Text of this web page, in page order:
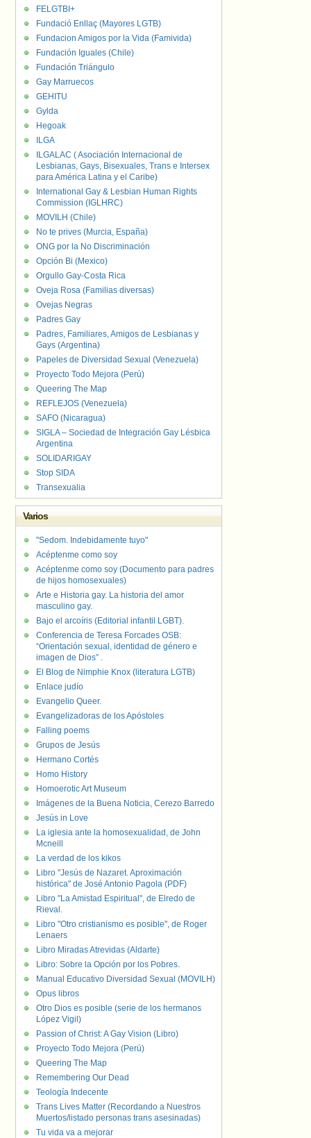
FELGTBI+
Fundació Enllaç (Mayores LGTB)
Fundacion Amigos por la Vida (Famivida)
Fundación Iguales (Chile)
Fundación Triángulo
Gay Marruecos
GEHITU
Gylda
Hegoak
ILGA
ILGALAC ( Asociación Internacional de
Lesbianas, Gays, Bisexuales, Trans e Intersex
para América Latina y el Caribe)
International Gay & Lesbian Human Rights
Commission (IGLHRC)
MOVILH (Chile)
No te prives (Murcia, España)
ONG por la No Discriminación
Opción Bi (Mexico)
Orgullo Gay-Costa Rica
Oveja Rosa (Familias diversas)
Ovejas Negras
Padres Gay
Padres, Familiares, Amigos de Lesbianas y
Gays (Argentina)
Papeles de Diversidad Sexual (Venezuela)
Proyecto Todo Mejora (Perú)
Queering The Map
REFLEJOS (Venezuela)
SAFO (Nicaragua)
SIGLA – Sociedad de Integración Gay Lésbica
Argentina
SOLIDARIGAY
Stop SIDA
Transexualia
Varios
"Sedom. Indebidamente tuyo"
Acéptenme como soy
Acéptenme como soy (Documento para padres
de hijos homosexuales)
Arte e Historia gay. La historia del amor
masculino gay.
Bajo el arcoíris (Editorial infantil LGBT).
Conferencia de Teresa Forcades OSB:
“Orientación sexual, identidad de género e
imagen de Dios” .
El Blog de Nimphie Knox (literatura LGTB)
Enlace judío
Evangelio Queer.
Evangelizadoras de los Apóstoles
Falling poems
Grupos de Jesús
Hermano Cortés
Homo History
Homoerotic Art Museum
Imágenes de la Buena Noticia, Cerezo Barredo
Jesús in Love
La iglesia ante la homosexualidad, de John
Mcneill
La verdad de los kikos
Libro "Jesús de Nazaret. Aproximación
histórica" de José Antonio Pagola (PDF)
Libro "La Amistad Espiritual", de Elredo de
Rieval.
Libro "Otro cristianismo es posible", de Roger
Lenaers
Libro Miradas Atrevidas (Aldarte)
Libro: Sobre la Opción por los Pobres.
Manual Educativo Diversidad Sexual (MOVILH)
Opus libros
Otro Dios es posible (serie de los hermanos
López Vigil)
Passion of Christ: A Gay Vision (Libro)
Proyecto Todo Mejora (Perú)
Queering The Map
Remembering Our Dead
Teología Indecente
Trans Lives Matter (Recordando a Nuestros
Muertos/listado personas trans asesinadas)
Tu vida va a mejorar